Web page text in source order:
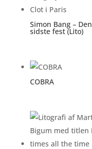
Simon Bang – Den
sidste fest (Lito)
COBRA